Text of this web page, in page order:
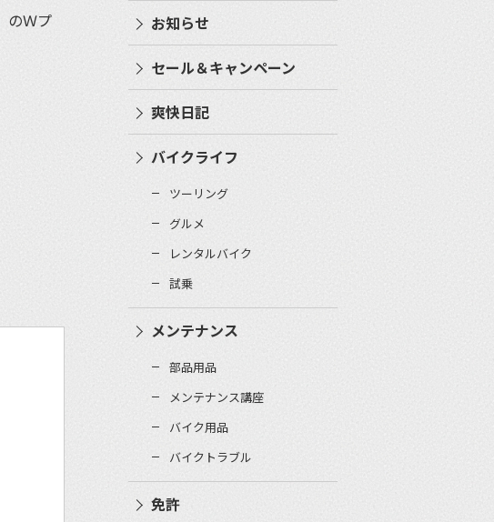
のＷプ
お知らせ
セール＆キャンペーン
爽快日記
バイクライフ
ツーリング
グルメ
レンタルバイク
試乗
メンテナンス
部品用品
メンテナンス講座
バイク用品
バイクトラブル
免許